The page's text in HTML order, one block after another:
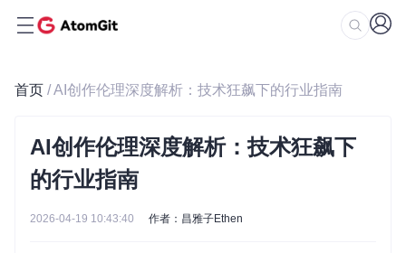
首页 / AI创作伦理深度解析：技术狂飙下的行业指南
AI创作伦理深度解析：技术狂飙下
的行业指南
2026-04-19 10:43:40 作者：昌雅子Ethen